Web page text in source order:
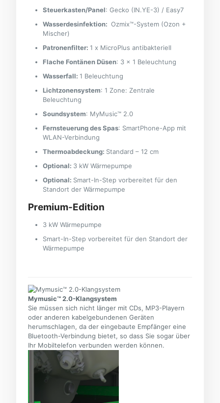
Steuerkasten/Panel: Gecko (IN.YE-3) / Easy7
Wasserdesinfektion: Ozmix™-System (Ozon +
Mischer)
Patronenfilter:1 x MicroPlus antibakteriell
Flache Fontänen Düsen: 3 x 1 Beleuchtung
Wasserfall:1 Beleuchtung
Lichtzonensystem: 1 Zone: Zentrale
Beleuchtung
Soundsystem: MyMusic™ 2.0
Fernsteuerung des Spas: SmartPhone-App mit
WLAN-Verbindung
Thermoabdeckung: Standard – 12 cm
Optional: 3 kW Wärmepumpe
Optional: Smart-In-Step vorbereitet für den
Standort der Wärmepumpe
Premium-Edition
3 kW Wärmepumpe
Smart-In-Step vorbereitet für den Standort der
Wärmepumpe
Mymusic™ 2.0-Klangsystem
Sie müssen sich nicht länger mit CDs, MP3-Playern
oder anderen kabelgebundenen Geräten
herumschlagen, da der eingebaute Empfänger eine
Bluetooth-Verbindung bietet, so dass Sie sogar über
Ihr Mobiltelefon verbunden werden können.